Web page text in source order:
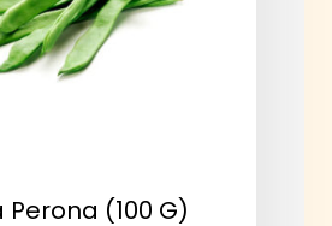
(100 G)